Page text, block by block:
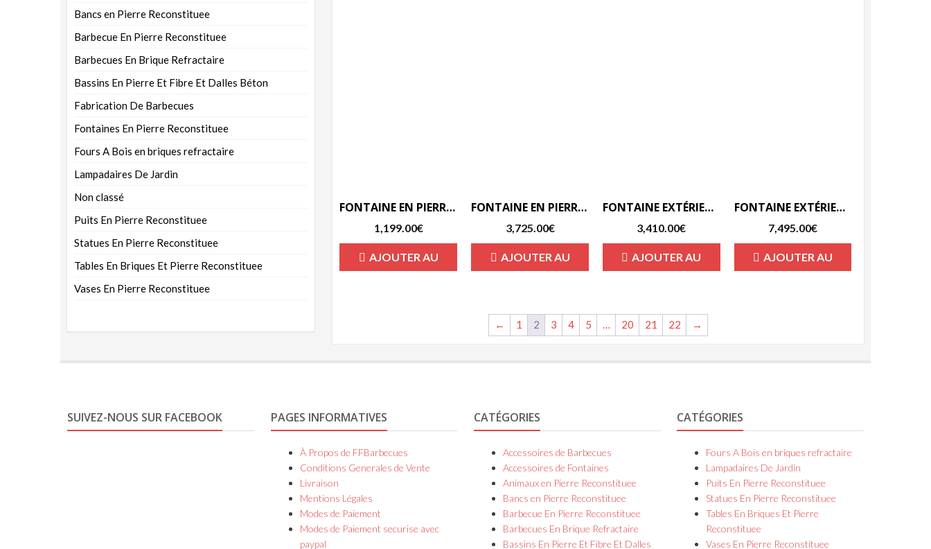
FONTAINE EN PIERRE RECONSTITUÉE PETITE FONTAINE AUX JETS D’EAU-F
1,199.00€
AJOUTER AU
FONTAINE EN PIERRE RECONSTITUÉE TULIPE-F
3,725.00€
AJOUTER AU
FONTAINE EXTÉRIEUR DE JARDIN AUX CHEVAUX PROVENCE-F
3,410.00€
AJOUTER AU
FONTAINE EXTÉRIEUR DE JARDIN EN PIERRE RECONSTITUÉE COUPLE-F
7,495.00€
AJOUTER AU
← 1 2 3 4 5 … 20 21 22 →
Bancs en Pierre Reconstituee
Barbecue En Pierre Reconstituee
Barbecues En Brique Refractaire
Bassins En Pierre Et Fibre Et Dalles Béton
Fabrication De Barbecues
Fontaines En Pierre Reconstituee
Fours A Bois en briques refractaire
Lampadaires De Jardin
Non classé
Puits En Pierre Reconstituee
Statues En Pierre Reconstituee
Tables En Briques Et Pierre Reconstituee
Vases En Pierre Reconstituee
SUIVEZ-NOUS SUR FACEBOOK PAGES INFORMATIVES
À Propos de FFBarbecues
Conditions Generales de Vente
Livraison
Mentions Légales
Modes de Paiement
Modes de Paiement securise avec
paypal
CATÉGORIES
Accessoires de Barbecues
Accessoires de Fontaines
Animaux en Pierre Reconstituee
Bancs en Pierre Reconstituee
Barbecue En Pierre Reconstituee
Barbecues En Brique Refractaire
Bassins En Pierre Et Fibre Et Dalles
CATÉGORIES
Fours A Bois en briques refractaire
Lampadaires De Jardin
Puits En Pierre Reconstituee
Statues En Pierre Reconstituee
Tables En Briques Et Pierre
Reconstituee
Vases En Pierre Reconstituee